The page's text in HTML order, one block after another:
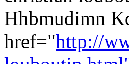
Hhbmudimn
href="http://